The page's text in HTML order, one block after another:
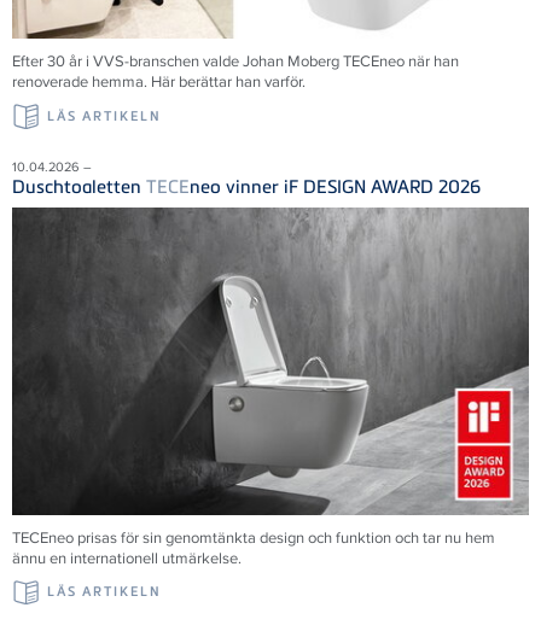
Efter 30 år i VVS-branschen valde Johan Moberg TECEneo när han
renoverade hemma. Här berättar han varför.
LÄS ARTIKELN
10.04.2026 –
Duschtoaletten TECEneo vinner iF DESIGN AWARD 2026
TECEneo prisas för sin genomtänkta design och funktion och tar nu hem
ännu en internationell utmärkelse.
LÄS ARTIKELN